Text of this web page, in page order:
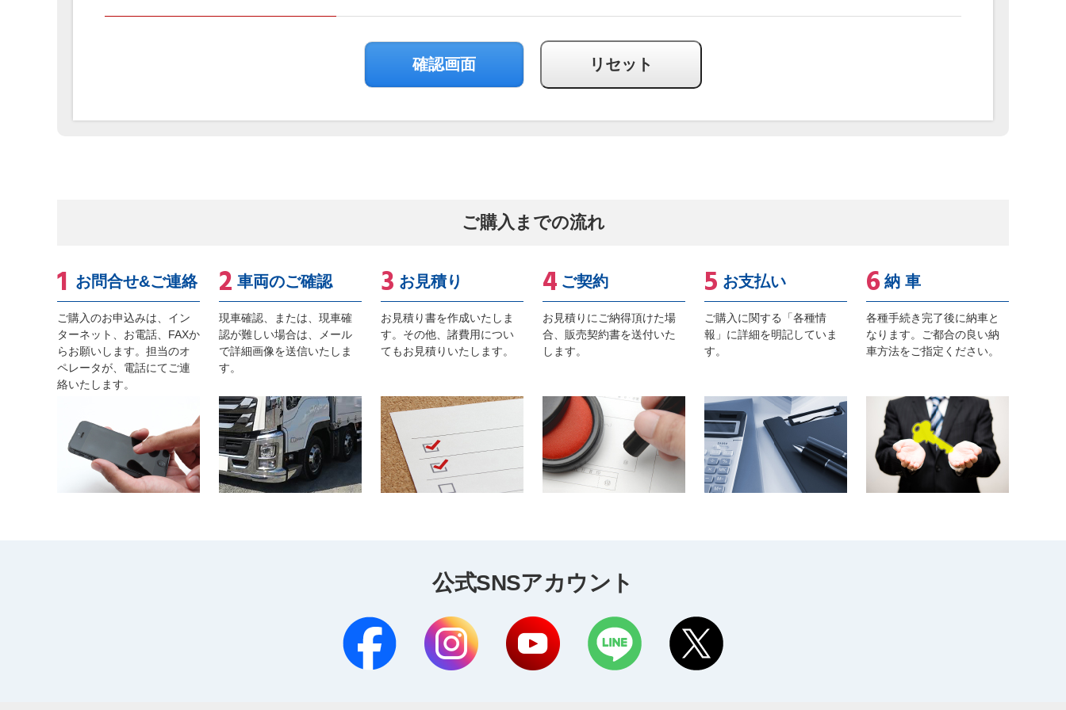
ご購入までの流れ
お問合せ&ご連絡
ご購入のお申込みは、イン
ターネット、お電話、FAXか
らお願いします。担当のオ
ペレータが、電話にてご連
絡いたします。
車両のご確認
現車確認、または、現車確
認が難しい場合は、メール
で詳細画像を送信いたしま
す。
お見積り
お見積り書を作成いたしま
す。その他、諸費用につい
てもお見積りいたします。
ご契約
お見積りにご納得頂けた場
合、販売契約書を送付いた
します。
お支払い
ご購入に関する「各種情
報」に詳細を明記していま
す。
納 車
各種手続き完了後に納車と
なります。ご都合の良い納
車方法をご指定ください。
公式SNSアカウント